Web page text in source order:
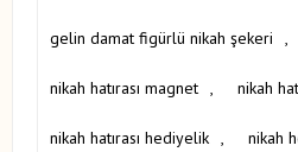
gelin damat figürlü nikah şekeri ,
nikah hatırası magnet , nikah
nikah hatırası hediyelik , nikah